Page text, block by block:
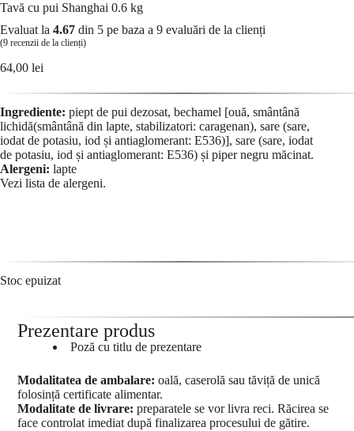
Tavă cu pui Shanghai 0.6 kg
Evaluat la 4.67 din 5 pe baza a 9 evaluări de la clienți
(9 recenzii de la clienți)
64,00 lei
Ingrediente: piept de pui dezosat, bechamel [ouă, smântână
lichidă(smântână din lapte, stabilizatori: caragenan), sare (sare,
iodat de potasiu, iod și antiaglomerant: E536)], sare (sare, iodat
de potasiu, iod și antiaglomerant: E536) și piper negru măcinat.
Alergeni: lapte
Vezi lista de alergeni.
Stoc epuizat
Prezentare produs
Poză cu titlu de prezentare
Modalitatea de ambalare: oală, caserolă sau tăviță de unică
folosință certificate alimentar.
Modalitate de livrare: preparatele se vor livra reci. Răcirea se
face controlat imediat după finalizarea procesului de gătire.